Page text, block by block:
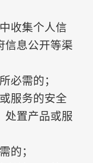
收集个人信
信息公开等渠
必需的；
服务的安全
处置产品或服
的；